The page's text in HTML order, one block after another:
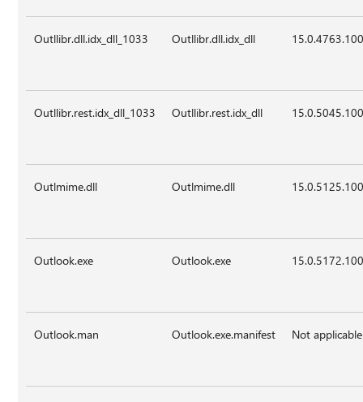
Outllibr.dll.idx_dll_1033 Outllibr.dll.idx_dll
Outllibr.rest.idx_dll_1033 Outllibr.rest.idx_dll
Outlmime.dll Outlmime.dll
Outlook.exe Outlook.exe
Outlook.man Outlook.exe.manifest Not applicable